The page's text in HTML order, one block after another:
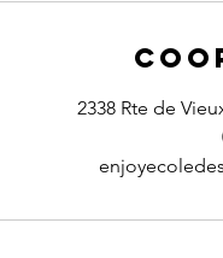
2338 Rte de